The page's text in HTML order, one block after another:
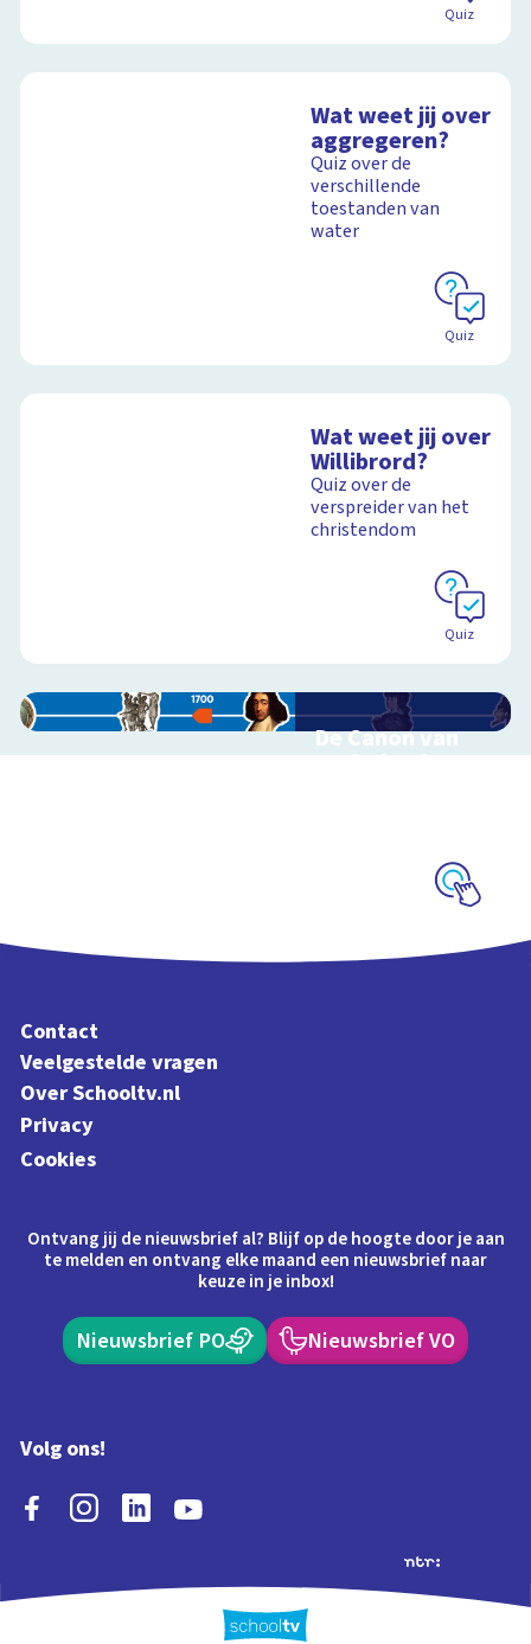
Quiz
Wat weet jij over
aggregeren?
Quiz over de
verschillende
toestanden van
water
Quiz
Wat weet jij over
Willibrord?
Quiz over de
verspreider van het
christendom
Quiz
De Canon van
Nederland
Contact
Veelgestelde vragen
Over Schooltv.nl
Privacy
Cookies
Ontvang jij de nieuwsbrief al? Blijf op de hoogte door je aan
te melden en ontvang elke maand een nieuwsbrief naar
keuze in je inbox!
Nieuwsbrief PO Nieuwsbrief VO
Volg ons!